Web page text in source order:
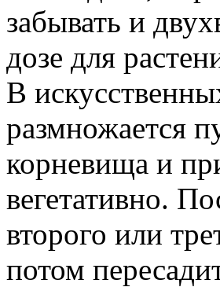
забывать и
дозе для
В
размножается
корневища и
вегетативно.
второго или
потом